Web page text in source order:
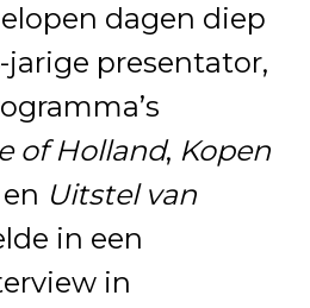
dagen diep
jarige presentator,
of Holland, Kopen
Uitstel van
in een
in